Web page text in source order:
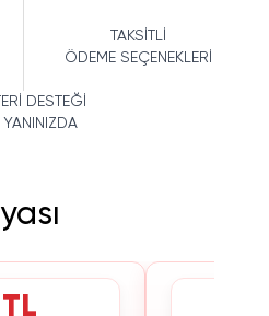
TAKSİTLİ
ÖDEME SEÇENEKLERİ
DESTEĞİ
YANINIZDA